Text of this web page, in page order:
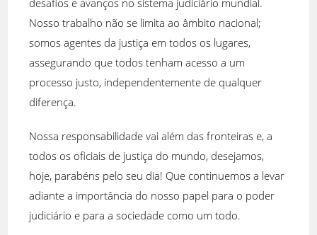
desafios e avanços no sistema judiciário mundial.
Nosso trabalho não se limita ao âmbito nacional;
somos agentes da justiça em todos os lugares,
assegurando que todos tenham acesso a um
processo justo, independentemente de qualquer
diferença.
Nossa responsabilidade vai além das fronteiras e, a
todos os oficiais de justiça do mundo, desejamos,
hoje, parabéns pelo seu dia! Que continuemos a levar
adiante a importância do nosso papel para o poder
judiciário e para a sociedade como um todo.